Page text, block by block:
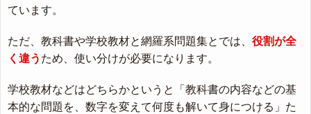
ています。
ただ、教科書や学校教材と網羅系問題集とでは、 役割が全
く違う ため、使い分けが必要になります。
学校教材などはどちらかというと「教科書の内容などの基
本的な問題を、数字を変えて何度も解いて身につける」た